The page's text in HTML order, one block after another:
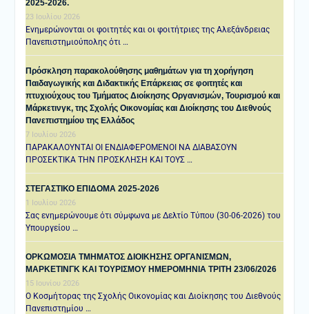
2025-2026.
23 Ιουλίου 2026
Ενημερώνονται οι φοιτητές και οι φοιτήτριες της Αλεξάνδρειας
Πανεπιστημιούπολης ότι …
Πρόσκληση παρακολούθησης μαθημάτων για τη χορήγηση
Παιδαγωγικής και Διδακτικής Επάρκειας σε φοιτητές και
πτυχιούχους του Τμήματος Διοίκησης Οργανισμών, Τουρισμού και
Μάρκετινγκ, της Σχολής Οικονομίας και Διοίκησης του Διεθνούς
Πανεπιστημίου της Ελλάδος
7 Ιουλίου 2026
ΠΑΡΑΚΑΛΟΥΝΤΑΙ ΟΙ ΕΝΔΙΑΦΕΡΟΜΕΝΟΙ ΝΑ ΔΙΑΒΑΣΟΥΝ
ΠΡΟΣΕΚΤΙΚΑ ΤΗΝ ΠΡΟΣΚΛΗΣΗ ΚΑΙ ΤΟΥΣ …
ΣΤΕΓΑΣΤΙΚΟ ΕΠΙΔΟΜΑ 2025-2026
1 Ιουλίου 2026
Σας ενημερώνουμε ότι σύμφωνα με Δελτίο Τύπου (30-06-2026) του
Υπουργείου …
ΟΡΚΩΜΟΣΙΑ ΤΜΗΜΑΤΟΣ ΔΙΟΙΚΗΣΗΣ ΟΡΓΑΝΙΣΜΩΝ,
ΜΑΡΚΕΤΙΝΓΚ ΚΑΙ ΤΟΥΡΙΣΜΟΥ ΗΜΕΡΟΜΗΝΙΑ TΡΙΤΗ 23/06/2026
15 Ιουνίου 2026
Ο Κοσμήτορας της Σχολής Οικονομίας και Διοίκησης του Διεθνούς
Πανεπιστημίου …